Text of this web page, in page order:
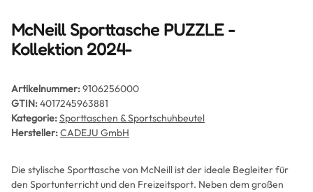
McNeill Sporttasche PUZZLE -
Kollektion 2024-
Artikelnummer:9106256000
GTIN:4017245963881
Kategorie:Sporttaschen & Sportschuhbeutel
Hersteller:CADEJU GmbH
Die stylische Sporttasche von McNeill ist der ideale Begleiter für
den Sportunterricht und den Freizeitsport. Neben dem großen